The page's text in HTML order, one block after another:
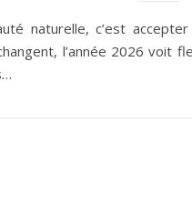
naturelle, c’est
l’année 2026 voit